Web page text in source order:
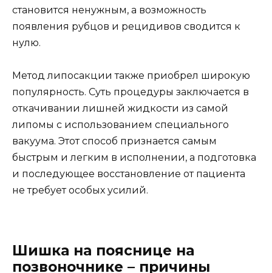
становится ненужным, а возможность
появления рубцов и рецидивов сводится к
нулю.
Метод липосакции также приобрел широкую
популярность. Суть процедуры заключается в
откачивании лишней жидкости из самой
липомы с использованием специального
вакуума. Этот способ признается самым
быстрым и легким в исполнении, а подготовка
и последующее восстановление от пациента
не требует особых усилий.
Шишка на пояснице на
позвоночнике – причины